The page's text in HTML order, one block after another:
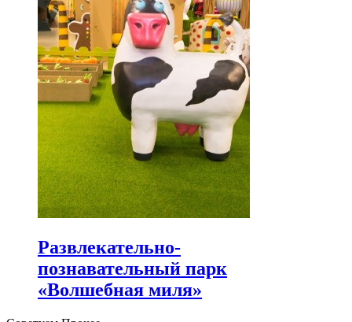
Развлекательно-
познавательный парк
«Волшебная миля»